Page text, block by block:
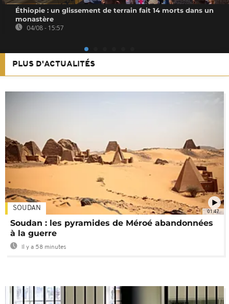
Éthiopie : un glissement de terrain fait 14 morts dans un
monastère
04/08 - 15:57
PLUS D'ACTUALITÉS
01:47
SOUDAN
Soudan : les pyramides de Méroé abandonnées
à la guerre
Il y a 58 minutes